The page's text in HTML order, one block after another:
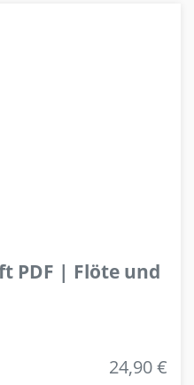
PDF | Flöte und
24,90 €